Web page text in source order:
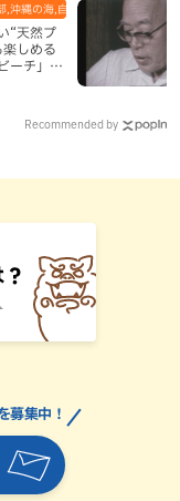
“天然プ
楽しめる
ーチ」
,沖縄の海,自然
Recommended by
募集中！